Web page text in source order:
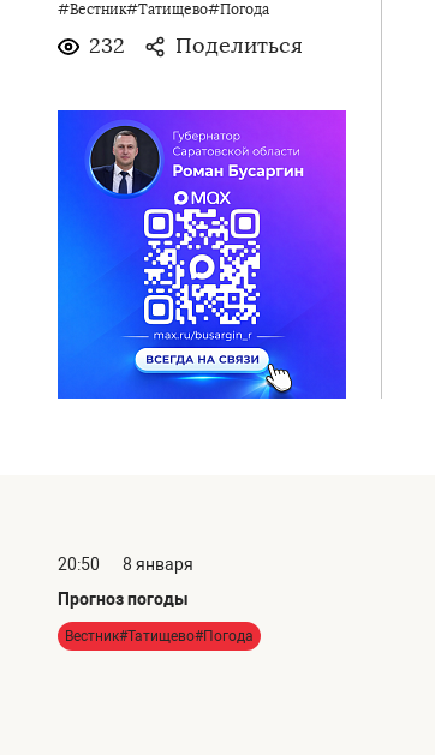
#Вестник#Татищево#Погода
232 Поделиться
20:50
8 января
Прогноз погоды
Вестник#Татищево#Погода